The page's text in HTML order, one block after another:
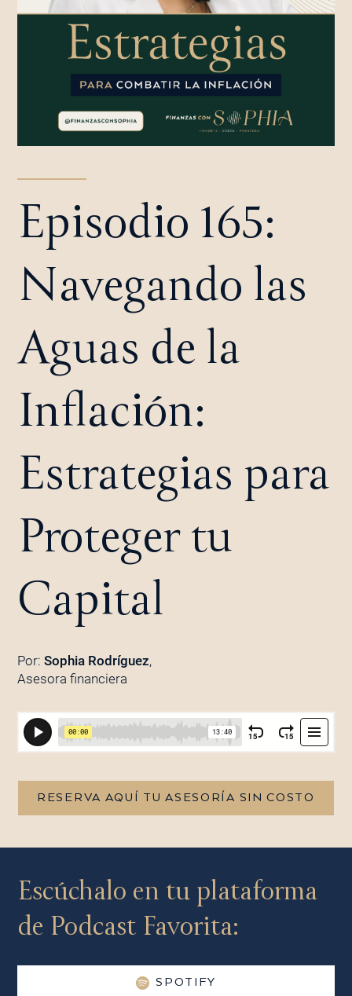
Episodio 165:
Navegando las
Aguas de la
Inflación:
Estrategias para
Proteger tu
Capital
Por: Sophia Rodríguez,
Asesora financiera
RESERVA AQUÍ TU ASESORÍA SIN COSTO
Escúchalo en tu plataforma
de Podcast Favorita:
SPOTIFY